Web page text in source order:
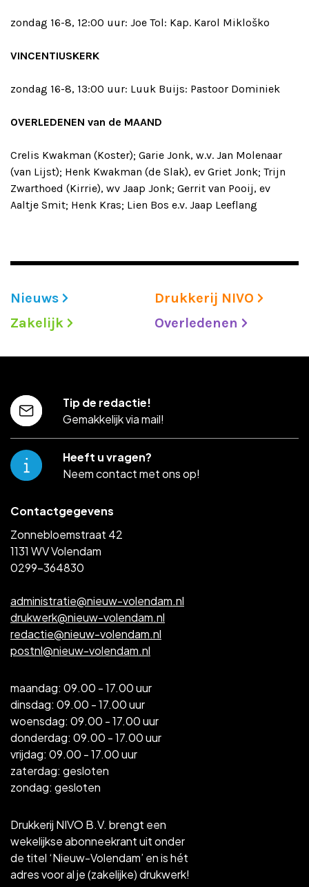
zondag 16-8, 12:00 uur: Joe Tol: Kap. Karol Mikloško
VINCENTIUSKERK
zondag 16-8, 13:00 uur: Luuk Buijs: Pastoor Dominiek
OVERLEDENEN van de MAAND
Crelis Kwakman (Koster); Garie Jonk, w.v. Jan Molenaar
(van Lijst); Henk Kwakman (de Slak), ev Griet Jonk; Trijn
Zwarthoed (Kirrie), wv Jaap Jonk; Gerrit van Pooij, ev
Aaltje Smit; Henk Kras; Lien Bos e.v. Jaap Leeflang
Nieuws
Drukkerij NIVO
Zakelijk
Overledenen
Drukkerij NIVO B.V. brengt een
wekelijkse abonneekrant uit onder
de titel ‘Nieuw-Volendam’ en is hét
adres voor al je (zakelijke) drukwerk!
Contactgegevens
Zonnebloemstraat 42
1131 WV Volendam
0299-364830
administratie@nieuw-volendam.nl
drukwerk@nieuw-volendam.nl
redactie@nieuw-volendam.nl
postnl@nieuw-volendam.nl
maandag: 09.00 - 17.00 uur
dinsdag: 09.00 - 17.00 uur
woensdag: 09.00 - 17.00 uur
donderdag: 09.00 - 17.00 uur
vrijdag: 09.00 - 17.00 uur
zaterdag: gesloten
zondag: gesloten
Tip de redactie!
Gemakkelijk via mail!
Heeft u vragen?
Neem contact met ons op!